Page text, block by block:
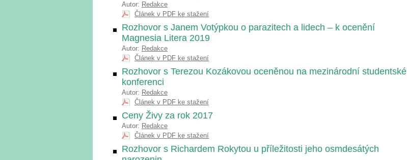
Autor: Redakce
Článek v PDF ke stažení
Rozhovor s Janem Votýpkou o parazitech a lidech – k ocenění
Magnesia Litera 2019
Autor: Redakce
Článek v PDF ke stažení
Rozhovor s Terezou Kozákovou oceněnou na mezinárodní studentské
konferenci
Autor: Redakce
Článek v PDF ke stažení
Ceny Živy za rok 2017
Autor: Redakce
Článek v PDF ke stažení
Rozhovor s Richardem Rokytou u příležitosti jeho osmdesátých